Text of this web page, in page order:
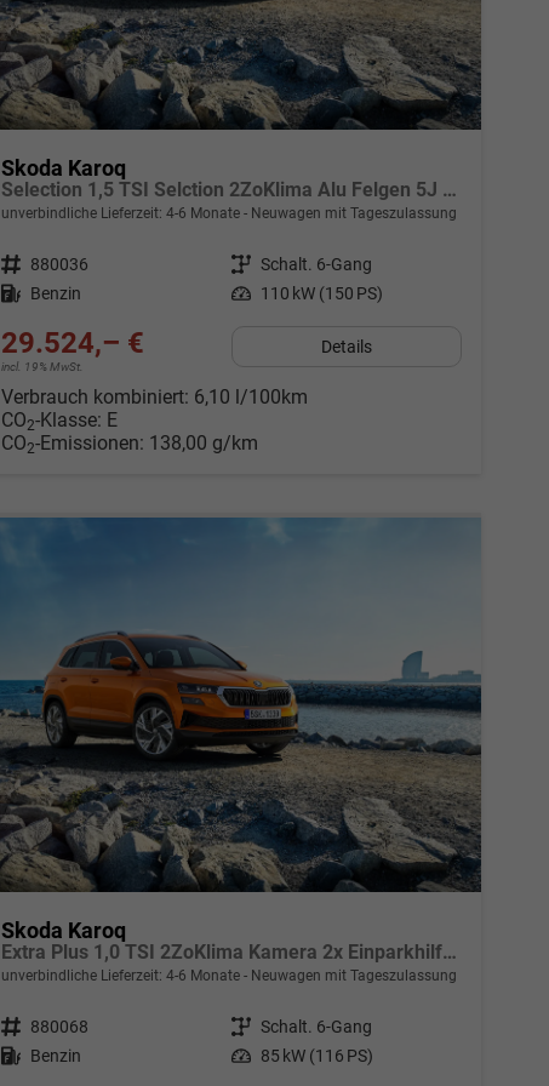
Skoda Karoq
Selection 1,5 TSI Selction 2ZoKlima Alu Felgen 5J Garantie Sitzheizung LED Scheinwerfer Tempomat
unverbindliche Lieferzeit: 4-6 Monate Neuwagen mit Tageszulassung
Fahrzeugnr. 880036 Getriebe Schalt. 6-Gang
Kraftstoff Benzin Leistung 110 kW (150 PS)
29.524,– €
incl. 19% MwSt.
Details
Verbrauch kombiniert: 6,10 l/100km
CO2-Klasse: E
CO2-Emissionen: 138,00 g/km
Skoda Karoq
Extra Plus 1,0 TSI 2ZoKlima Kamera 2x Einparkhilfe Alu Felgen 5J Garantie Sitzheizung Matrix el Heckklappe ACC
unverbindliche Lieferzeit: 4-6 Monate Neuwagen mit Tageszulassung
Fahrzeugnr. 880068 Getriebe Schalt. 6-Gang
Kraftstoff Benzin Leistung 85 kW (116 PS)